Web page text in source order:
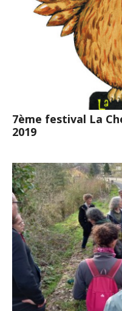
7ème festival La
2019